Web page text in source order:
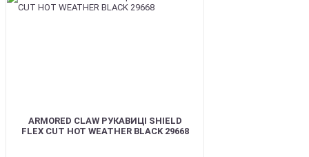
ARMORED CLAW РУКАВИЦІ SHIELD
FLEX CUT HOT WEATHER BLACK 29668